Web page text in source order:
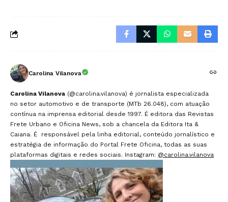
Carolina Vilanova
Carolina Vilanova (@carolina.vilanova) é jornalista especializada
no setor automotivo e de transporte (MTb 26.048), com atuação
contínua na imprensa editorial desde 1997. É editora das Revistas
Frete Urbano e Oficina News, sob a chancela da Editora Ita &
Caiana. É responsável pela linha editorial, conteúdo jornalístico e
estratégia de informação do Portal Frete Oficina, todas as suas
plataformas digitais e redes sociais. Instagram: @carolina.vilanova